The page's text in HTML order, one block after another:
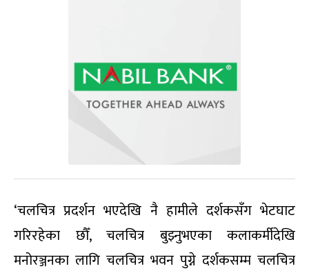
‘चलचित्र प्रदर्शन भएदेखि नै हामीले दर्शकसँग भेटघाट
गरिरहेका छौँ, चलचित्र बुझ्नुभएका कलाकर्मीदेखि
मनोरञ्जनका लागि चलचित्र भवन पुग्ने दर्शकसम्म चलचित्र